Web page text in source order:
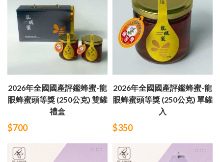
2026年全國國產評鑑蜂蜜-龍
眼蜂蜜頭等獎 (250公克) 雙罐
禮盒
$700
2026年全國國產評鑑蜂蜜-龍
眼蜂蜜頭等獎 (250公克) 單罐
入
$350